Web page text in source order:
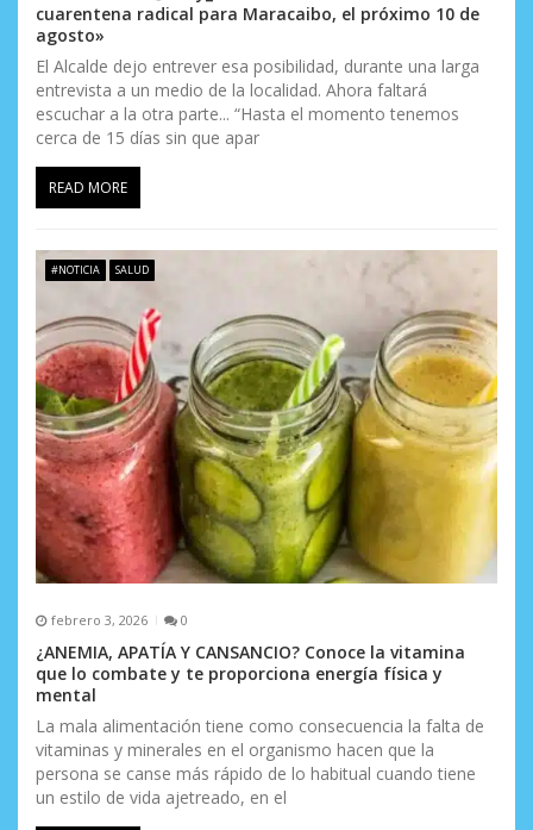
cuarentena radical para Maracaibo, el próximo 10 de
agosto»
El Alcalde dejo entrever esa posibilidad, durante una larga
entrevista a un medio de la localidad. Ahora faltará
escuchar a la otra parte... “Hasta el momento tenemos
cerca de 15 días sin que apar
READ MORE
#NOTICIA SALUD
febrero 3, 2026 0
¿ANEMIA, APATÍA Y CANSANCIO? Conoce la vitamina
que lo combate y te proporciona energía física y
mental
La mala alimentación tiene como consecuencia la falta de
vitaminas y minerales en el organismo hacen que la
persona se canse más rápido de lo habitual cuando tiene
un estilo de vida ajetreado, en el